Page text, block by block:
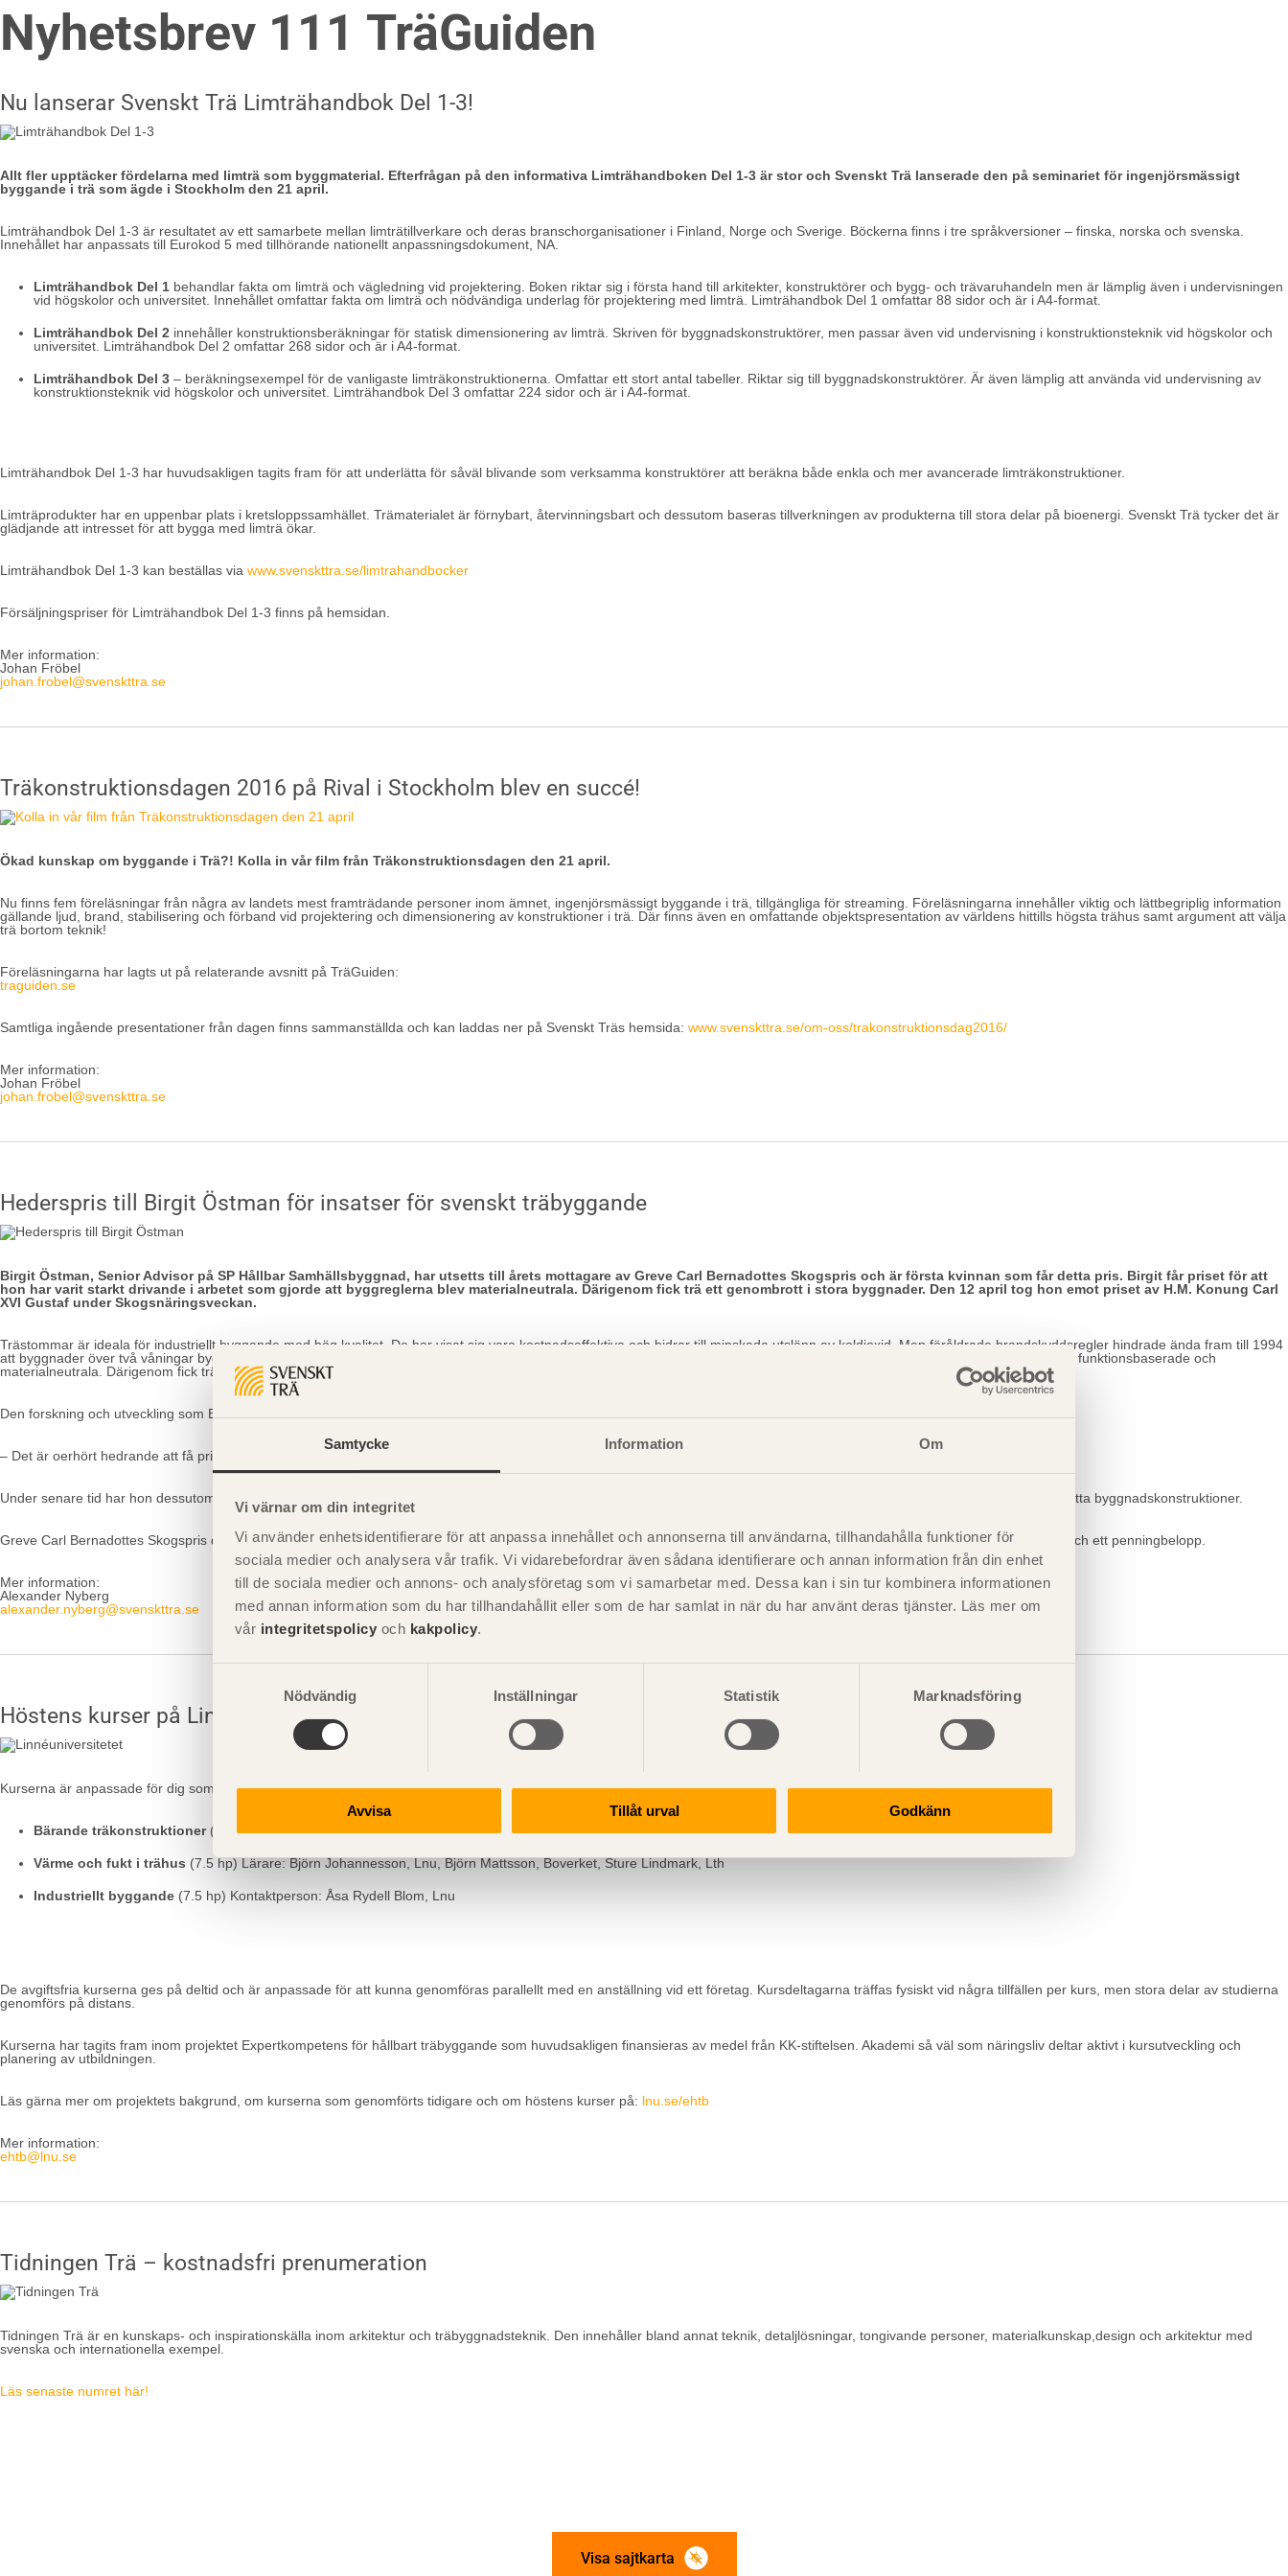
Samtycke Information Om
Vi värnar om din integritet
Vi använder enhetsidentifierare för att anpassa innehållet och annonserna till användarna, tillhandahålla funktioner för
sociala medier och analysera vår trafik. Vi vidarebefordrar även sådana identifierare och annan information från din enhet
till de sociala medier och annons- och analysföretag som vi samarbetar med. Dessa kan i sin tur kombinera informationen
med annan information som du har tillhandahållit eller som de har samlat in när du har använt deras tjänster. Läs mer om
vår integritetspolicy och kakpolicy.
Nödvändig
Inställningar Statistik Marknadsföring
Avvisa Tillåt urval Godkänn
Nyhetsbrev 111 TräGuiden
Nu lanserar Svenskt Trä Limträhandbok Del 1-3!
Allt fler upptäcker fördelarna med limträ som byggmaterial. Efterfrågan på den informativa Limträhandboken Del 1-3 är stor och Svenskt Trä lanserade den på seminariet för ingenjörsmässigt
byggande i trä som ägde i Stockholm den 21 april.
Limträhandbok Del 1-3 är resultatet av ett samarbete mellan limträtillverkare och deras branschorganisationer i Finland, Norge och Sverige. Böckerna finns i tre språkversioner – finska, norska och svenska.
Innehållet har anpassats till Eurokod 5 med tillhörande nationellt anpassningsdokument, NA.
Limträhandbok Del 1 behandlar fakta om limträ och vägledning vid projektering. Boken riktar sig i första hand till arkitekter, konstruktörer och bygg- och trävaruhandeln men är lämplig även i undervisningen
vid högskolor och universitet. Innehållet omfattar fakta om limträ och nödvändiga underlag för projektering med limträ. Limträhandbok Del 1 omfattar 88 sidor och är i A4-format.
Limträhandbok Del 2 innehåller konstruktionsberäkningar för statisk dimensionering av limträ. Skriven för byggnadskonstruktörer, men passar även vid undervisning i konstruktionsteknik vid högskolor och
universitet. Limträhandbok Del 2 omfattar 268 sidor och är i A4-format.
Limträhandbok Del 3 – beräkningsexempel för de vanligaste limträkonstruktionerna. Omfattar ett stort antal tabeller. Riktar sig till byggnadskonstruktörer. Är även lämplig att använda vid undervisning av
konstruktionsteknik vid högskolor och universitet. Limträhandbok Del 3 omfattar 224 sidor och är i A4-format.
Limträhandbok Del 1-3 har huvudsakligen tagits fram för att underlätta för såväl blivande som verksamma konstruktörer att beräkna både enkla och mer avancerade limträkonstruktioner.
Limträprodukter har en uppenbar plats i kretsloppssamhället. Trämaterialet är förnybart, återvinningsbart och dessutom baseras tillverkningen av produkterna till stora delar på bioenergi. Svenskt Trä tycker det är
glädjande att intresset för att bygga med limträ ökar.
Limträhandbok Del 1-3 kan beställas via www.svenskttra.se/limtrahandbocker
Försäljningspriser för Limträhandbok Del 1-3 finns på hemsidan.
Mer information:
Johan Fröbel
johan.frobel@svenskttra.se
Träkonstruktionsdagen 2016 på Rival i Stockholm blev en succé!
Ökad kunskap om byggande i Trä?! Kolla in vår film från Träkonstruktionsdagen den 21 april.
Nu finns fem föreläsningar från några av landets mest framträdande personer inom ämnet, ingenjörsmässigt byggande i trä, tillgängliga för streaming. Föreläsningarna innehåller viktig och lättbegriplig information
gällande ljud, brand, stabilisering och förband vid projektering och dimensionering av konstruktioner i trä. Där finns även en omfattande objektspresentation av världens hittills högsta trähus samt argument att välja
trä bortom teknik!
Föreläsningarna har lagts ut på relaterande avsnitt på TräGuiden:
traguiden.se
Samtliga ingående presentationer från dagen finns sammanställda och kan laddas ner på Svenskt Träs hemsida: www.svenskttra.se/om-oss/trakonstruktionsdag2016/
Mer information:
Johan Fröbel
johan.frobel@svenskttra.se
Hederspris till Birgit Östman för insatser för svenskt träbyggande
Birgit Östman, Senior Advisor på SP Hållbar Samhällsbyggnad, har utsetts till årets mottagare av Greve Carl Bernadottes Skogspris och är första kvinnan som får detta pris. Birgit får priset för att
hon har varit starkt drivande i arbetet som gjorde att byggreglerna blev materialneutrala. Därigenom fick trä ett genombrott i stora byggnader. Den 12 april tog hon emot priset av H.M. Konung Carl
XVI Gustaf under Skogsnäringsveckan.
Trästommar är ideala för industriellt byggande med hög kvalitet. De har visat sig vara kostnadseffektiva och bidrar till minskade utsläpp av koldioxid. Men föråldrade brandskyddsregler hindrade ända fram till 1994
att byggnader över två våningar byggdes med en bärande stomme av trä. Birgit Östman var starkt drivande i det forsknings- och utvecklingsarbete som ledde till att reglerna blev funktionsbaserade och
materialneutrala. Därigenom fick trä ett genombrott i stora byggnader.
Den forskning och utveckling som Birgit drivit har dessutom lett fram till att Svenska företag som bygger med trästomme idag har en världsledande position.
– Det är oerhört hedrande att få priset, säger Birgit och tillägger: det är extra smickrande att jag är den första kvinnan genom tiderna.
Under senare tid har hon dessutom samlat teoretiskt och praktiskt kunnande i ett stort FoU-program som utvecklat byggandet genom god hantering av akustik och vibrationer i lätta byggnadskonstruktioner.
Greve Carl Bernadottes Skogspris delas ut av Föreningen Skogens styrelse till en person som gjort det svenska skogsbruket utomordentliga tjänster. Priset består av en medalj och ett penningbelopp.
Mer information:
Alexander Nyberg
alexander.nyberg@svenskttra.se
Höstens kurser på Linnéuniversitetet
Kurserna är anpassade för dig som redan jobbar. Kurserna ges på deltid och är framtagna i samverkan med trä- och byggbranschen med start nu i september:
Bärande träkonstruktioner(7.5 hp) Lärare: Thomas Bader, Lnu, Marie Johansson, Lnu och SP, Sigurdur Ormarsson, Lnu, mfl.
Värme och fukt i trähus (7.5 hp) Lärare: Björn Johannesson, Lnu, Björn Mattsson, Boverket, Sture Lindmark, Lth
Industriellt byggande (7.5 hp) Kontaktperson: Åsa Rydell Blom, Lnu
De avgiftsfria kurserna ges på deltid och är anpassade för att kunna genomföras parallellt med en anställning vid ett företag. Kursdeltagarna träffas fysiskt vid några tillfällen per kurs, men stora delar av studierna
genomförs på distans.
Kurserna har tagits fram inom projektet Expertkompetens för hållbart träbyggande som huvudsakligen finansieras av medel från KK-stiftelsen. Akademi så väl som näringsliv deltar aktivt i kursutveckling och
planering av utbildningen.
Läs gärna mer om projektets bakgrund, om kurserna som genomförts tidigare och om höstens kurser på: lnu.se/ehtb
Mer information:
ehtb@lnu.se
Tidningen Trä – kostnadsfri prenumeration
Tidningen Trä är en kunskaps- och inspirationskälla inom arkitektur och träbyggnadsteknik. Den innehåller bland annat teknik, detaljlösningar, tongivande personer, materialkunskap,design och arkitektur med
svenska och internationella exempel.
Läs senaste numret här!
Visa sajtkarta